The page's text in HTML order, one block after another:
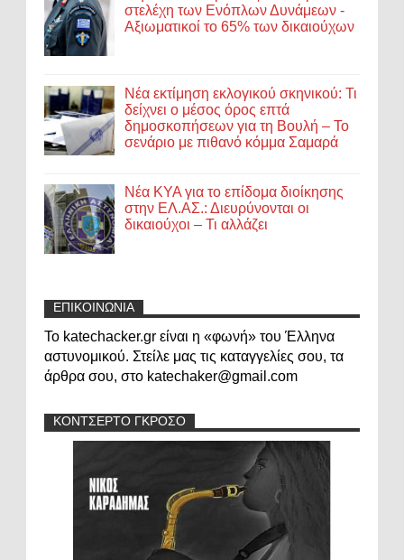
στελέχη των Ενόπλων Δυνάμεων -
Αξιωματικοί το 65% των δικαιούχων
Νέα εκτίμηση εκλογικού σκηνικού: Τι
δείχνει ο μέσος όρος επτά
δημοσκοπήσεων για τη Βουλή – Το
σενάριο με πιθανό κόμμα Σαμαρά
Νέα ΚΥΑ για το επίδομα διοίκησης
στην ΕΛ.ΑΣ.: Διευρύνονται οι
δικαιούχοι – Τι αλλάζει
ΕΠΙΚΟΙΝΩΝΙΑ
Το katechacker.gr είναι η «φωνή» του Έλληνα
αστυνομικού. Στείλε μας τις καταγγελίες σου, τα
άρθρα σου, στο katechaker@gmail.com
ΚΟΝΤΣΕΡΤΟ ΓΚΡΟΣΟ